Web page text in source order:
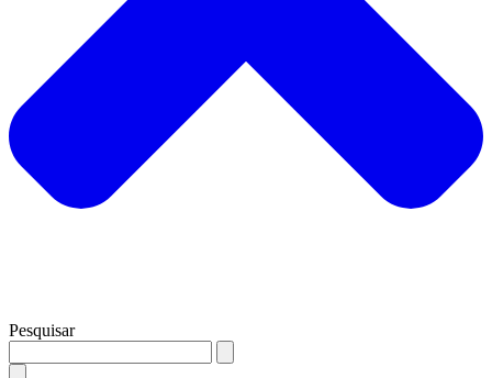
Pesquisar